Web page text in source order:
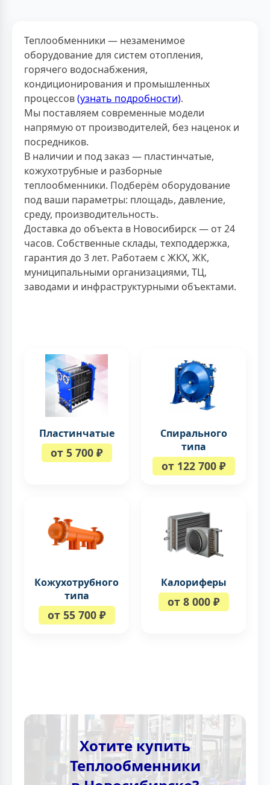
Теплообменники — незаменимое
оборудование для систем отопления,
горячего водоснабжения,
кондиционирования и промышленных
процессов(узнать подробности).
Мы поставляем современные модели
напрямую от производителей, без наценок и
посредников.
В наличии и под заказ — пластинчатые,
кожухотрубные и разборные
теплообменники. Подберём оборудование
под ваши параметры: площадь, давление,
среду, производительность.
Доставка до объекта в Новосибирск — от 24
часов. Собственные склады, техподдержка,
гарантия до 3 лет. Работаем с ЖКХ, ЖК,
муниципальными организациями, ТЦ,
заводами и инфраструктурными объектами.
Пластинчатые
от 5 700 ₽
Спирального
типа
от 122 700 ₽
Кожухотрубного
типа
от 55 700 ₽
Калориферы
от 8 000 ₽
Хотите купить
Теплообменники